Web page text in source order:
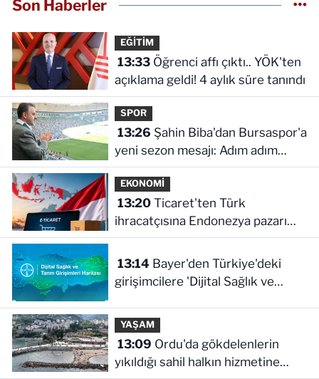
Son Haberler
EĞİTİM
13:33Öğrenci affı çıktı.. YÖK'ten
açıklama geldi! 4 aylık süre tanındı
SPOR
13:26
yeni sezon mesajı: Adım adım
şampiyonluğa
EKONOMİ
13:20Ticaret'ten Türk
ihracatçısına Endonezya pazarı
rehberi
13:14Bayer'den Türkiye'deki
girişimcilere 'Dijital Sağlık ve
YAŞAM
13:09
yıkıldığı sahil halkın hizmetine